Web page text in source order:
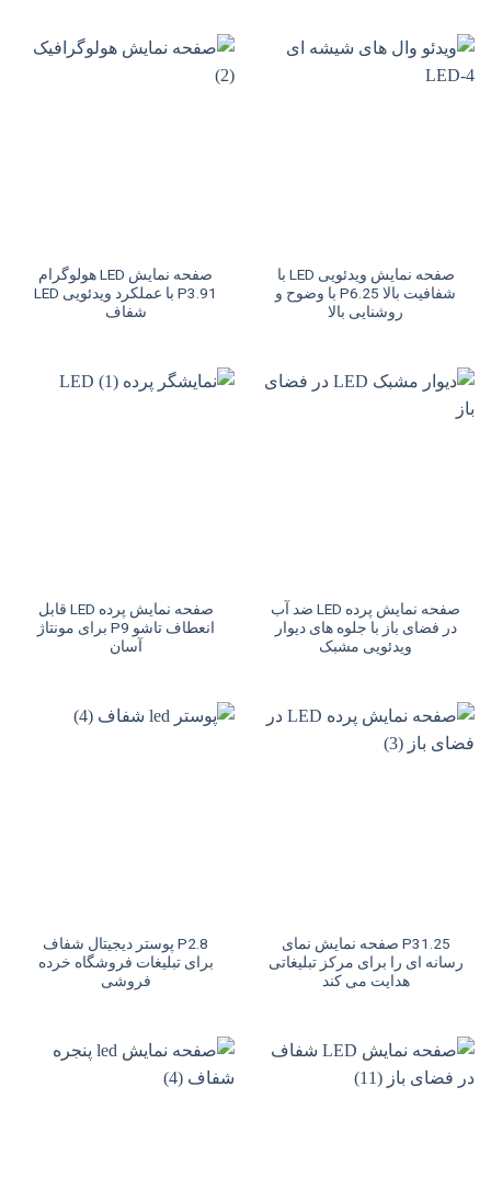
صفحه نمایش ویدئویی LED با
شفافیت بالا P6.25 با وضوح و
روشنایی بالا
صفحه نمایش LED هولوگرام
P3.91 با عملکرد ویدئویی LED
شفاف
صفحه نمایش پرده LED ضد آب
در فضای باز با جلوه های دیوار
ویدئویی مشبک
صفحه نمایش پرده LED قابل
انعطاف تاشو P9 برای مونتاژ
آسان
P31.25 صفحه نمایش نمای
رسانه ای را برای مرکز تبلیغاتی
هدایت می کند
P2.8 پوستر دیجیتال شفاف
برای تبلیغات فروشگاه خرده
فروشی